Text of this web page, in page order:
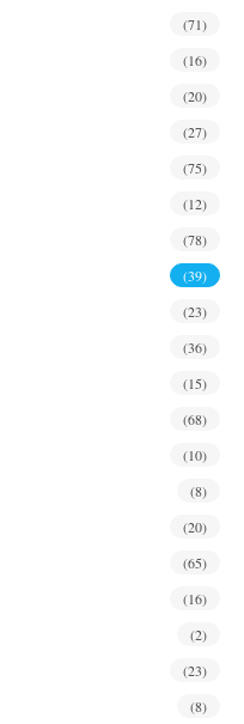
(71)
(16)
(20)
(27)
(75)
(12)
(78)
(39)
(23)
(36)
(15)
(68)
(10)
(8)
(20)
(65)
(16)
(2)
(23)
(8)